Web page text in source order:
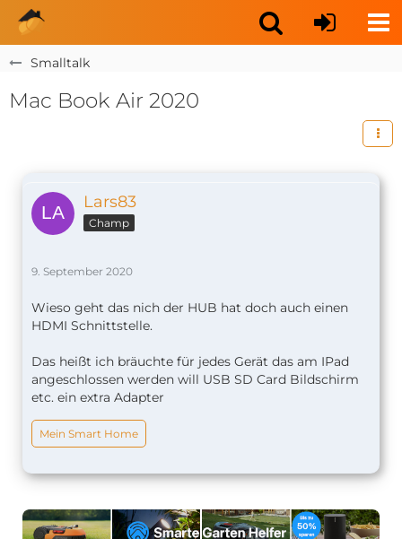
Smalltalk
Mac Book Air 2020
Lars83
Champ
9. September 2020
Wieso geht das nich der HUB hat doch auch einen
HDMI Schnittstelle.
Das heißt ich bräuchte für jedes Gerät das am IPad
angeschlossen werden will USB SD Card Bildschirm
etc. ein extra Adapter
Mein Smart Home